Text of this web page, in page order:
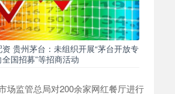
贵州茅台：未组织开展“茅台开放专
国招募”等招商活动
场监管总局对200余家网红餐厅进行